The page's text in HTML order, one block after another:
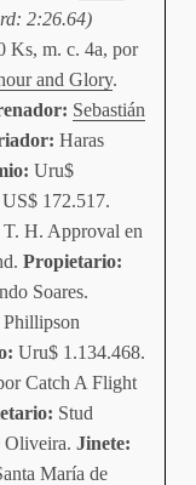
2:26.64)
Ks, m. c. 4a, por
and Glory.
Sebastián
Haras
Uru$
172.517.
H. Approval en
Propietario:
Soares.
Phillipson
Uru$ 1.134.468.
Catch A Flight
Stud
Oliveira. Jinete:
María de